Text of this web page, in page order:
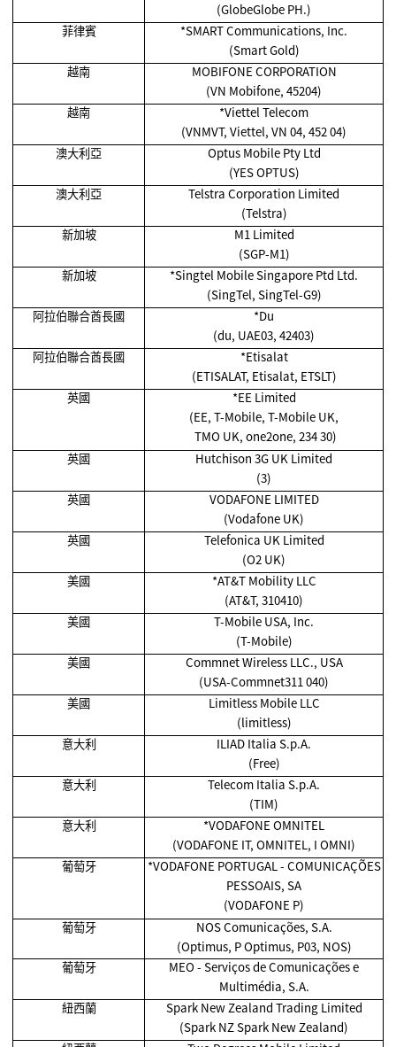
(GlobeGlobe PH.)
菲律賓
*SMART Communications, Inc.
(Smart Gold)
越南
MOBIFONE CORPORATION
(VN Mobifone, 45204)
越南
*Viettel Telecom
(VNMVT, Viettel, VN 04, 452 04)
澳大利亞
Optus Mobile Pty Ltd
(YES OPTUS)
澳大利亞
Telstra Corporation Limited
(Telstra)
新加坡
M1 Limited
(SGP-M1)
新加坡
*Singtel Mobile Singapore Ptd Ltd.
(SingTel, SingTel-G9)
阿拉伯聯合酋長國
*Du
(du, UAE03, 42403)
阿拉伯聯合酋長國
*Etisalat
(ETISALAT, Etisalat, ETSLT)
英國
*EE Limited
(EE, T-Mobile, T-Mobile UK,
TMO UK, one2one, 234 30)
英國
Hutchison 3G UK Limited
(3)
英國
VODAFONE LIMITED
(Vodafone UK)
英國
Telefonica UK Limited
(O2 UK)
美國
*AT&T Mobility LLC
(AT&T, 310410)
美國
T-Mobile USA, Inc.
(T-Mobile)
美國
Commnet Wireless LLC., USA
(USA-Commnet311 040)
美國
Limitless Mobile LLC
(limitless)
意大利
ILIAD Italia S.p.A.
(Free)
意大利
Telecom Italia S.p.A.
(TIM)
意大利
*VODAFONE OMNITEL
(VODAFONE IT, OMNITEL, I OMNI)
葡萄牙
*VODAFONE PORTUGAL - COMUNICAÇÕES
PESSOAIS, SA
(VODAFONE P)
葡萄牙
NOS Comunicações, S.A.
(Optimus, P Optimus, P03, NOS)
葡萄牙
MEO - Serviços de Comunicações e
Multimédia, S.A.
紐西蘭
Spark New Zealand Trading Limited
(Spark NZ Spark New Zealand)